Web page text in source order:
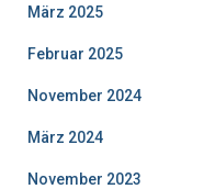
März 2025
Februar 2025
November 2024
März 2024
November 2023